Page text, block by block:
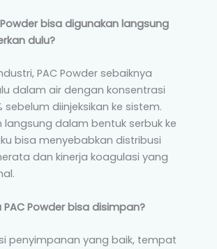
bisa digunakan langsung
dulu?
PAC Powder sebaiknya
dalam air dengan konsentrasi
sebelum diinjeksikan ke sistem.
langsung dalam bentuk serbuk ke
bisa menyebabkan distribusi
dan kinerja koagulasi yang
Powder bisa disimpan?
penyimpanan yang baik, tempat